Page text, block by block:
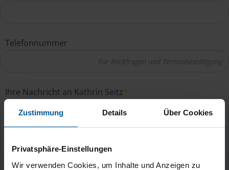
Zustimmung Details Über Cookies
Privatsphäre-Einstellungen
Wir verwenden Cookies, um Inhalte und Anzeigen zu
Telefonnummer
Ihre Nachricht an Kathrin Seitz*